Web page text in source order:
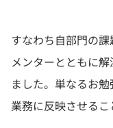
すなわち自部門の
メンターとともに
ました。単なるお
業務に反映させるこ